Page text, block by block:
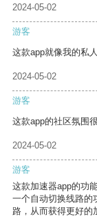
2024-05-02
游客
这款app就像我的私
2024-05-02
游客
这款app的社区氛围
2024-05-02
游客
这款加速器app的功
一个自动切换线路的
路，从而获得更好的